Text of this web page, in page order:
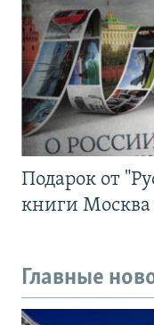
Подарок от
книги Москва
Главные